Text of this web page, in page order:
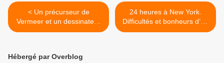
< Un précurseur de
Vermeer et un dessinateur
singulier, hôtes de la
24 heures à New York.
Difficultés et bonheurs d’un
accomplissement trans. >
Hébergé par Overblog